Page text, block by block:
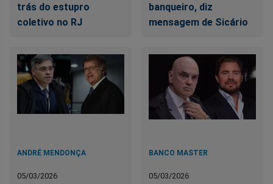
trás do estupro
coletivo no RJ
banqueiro, diz
mensagem de Sicário
ANDRÉ MENDONÇA
05/03/2026
BANCO MASTER
05/03/2026